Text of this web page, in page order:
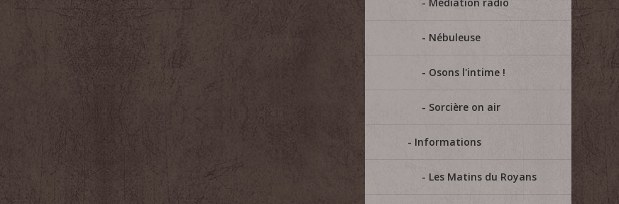
Nébuleuse
Osons l'intime !
Sorcière on air
Informations
Les Matins du Royans